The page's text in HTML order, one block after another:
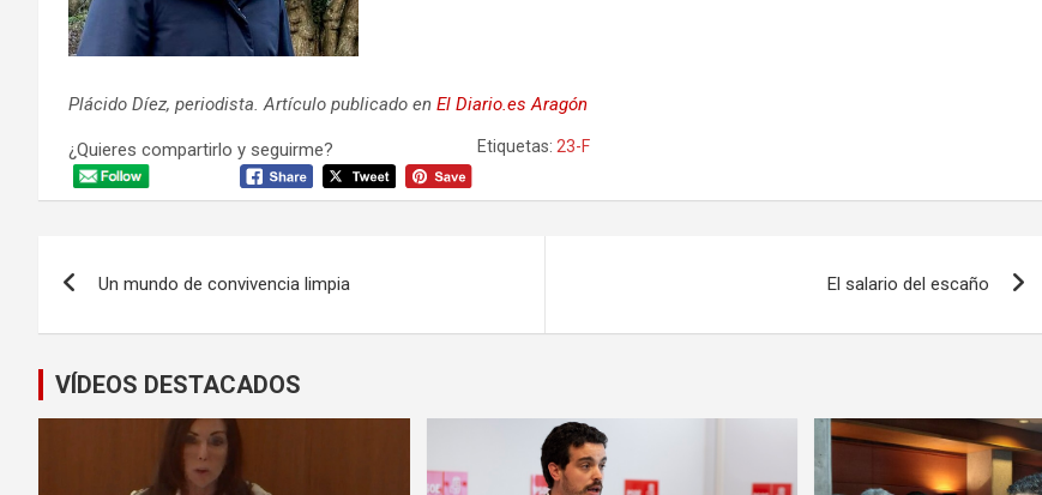
Plácido Díez, periodista. Artículo publicado en El Diario.es Aragón
¿Quieres compartirlo y seguirme? Etiquetas: 23-F
entradas
Un mundo de convivencia limpia El salario del escaño
VÍDEOS DESTACADOS